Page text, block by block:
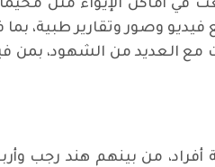
أماكن الإيواء مثل
وصور وتقارير طبية،
مع العديد من الشهود، بمن
سبعة أفراد، من بينهم هند